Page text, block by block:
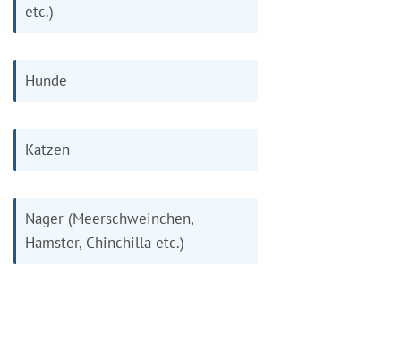
etc.)
Hunde
Katzen
Nager (Meerschweinchen,
Hamster, Chinchilla etc.)